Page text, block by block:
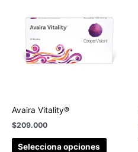
Avaira Vitality®
$209.000
Selecciona opciones